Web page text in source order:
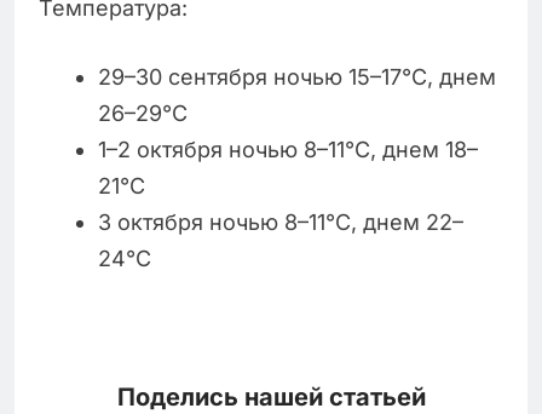
Температура:
29–30 сентября ночью 15–17°C, днем
26–29°C
1–2 октября ночью 8–11°C, днем 18–
21°C
3 октября ночью 8–11°C, днем 22–
24°C
Поделись нашей статьей